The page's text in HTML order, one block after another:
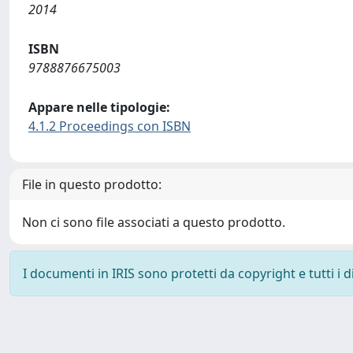
2014
ISBN
9788876675003
Appare nelle tipologie:
4.1.2 Proceedings con ISBN
File in questo prodotto:
Non ci sono file associati a questo prodotto.
I documenti in IRIS sono protetti da copyright e tutti i